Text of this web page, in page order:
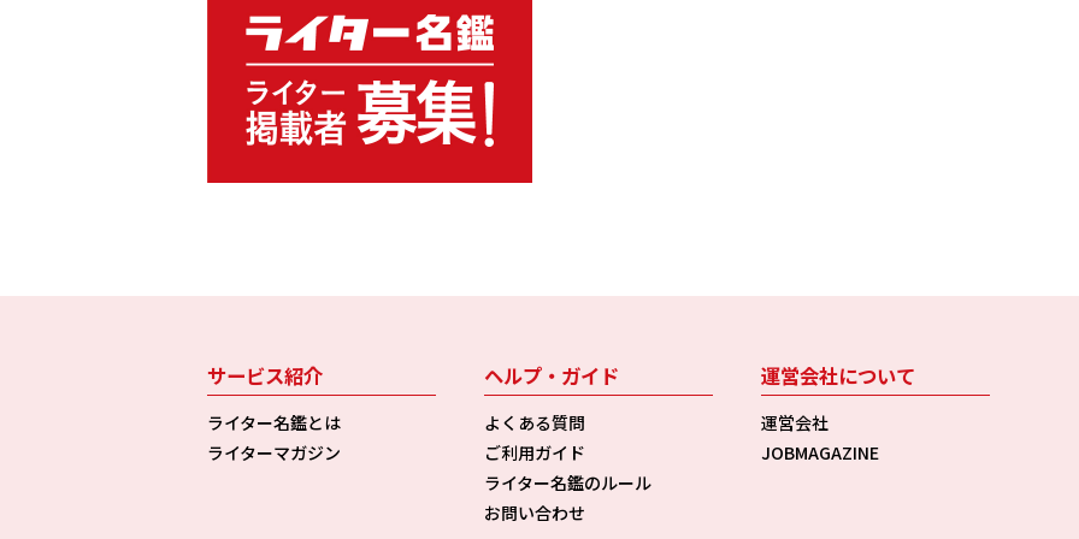
サービス紹介
ライター名鑑とは
ライターマガジン
ヘルプ・ガイド
よくある質問
ご利用ガイド
ライター名鑑のルール
お問い合わせ
運営会社について
運営会社
JOBMAGAZINE